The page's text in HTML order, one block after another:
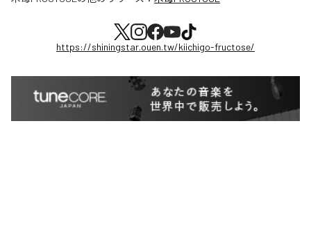
https://shiningstar.ouen.tw/kiichigo-fructose/